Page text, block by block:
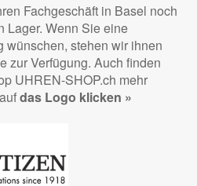
Fachgeschäft in Basel noch
Lager. Wenn Sie eine
wünschen, stehen wir ihnen
zur Verfügung. Auch finden
UHREN-SHOP.ch mehr
das Logo klicken »